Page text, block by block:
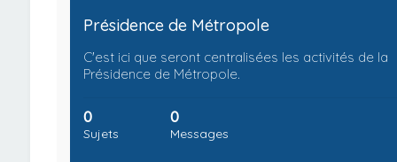
Présidence de Métropole
C'est ici que seront centralisées les activités de la
Présidence de Métropole.
0
Sujets
0
Messages